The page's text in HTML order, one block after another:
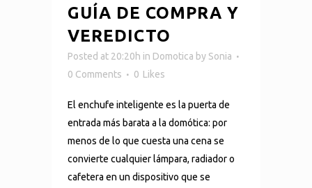
GUÍA DE COMPRA Y
VEREDICTO
Posted at 20:20h in Domotica by Sonia
0 Comments
0 Likes
El enchufe inteligente es la puerta de
entrada más barata a la domótica: por
menos de lo que cuesta una cena se
convierte cualquier lámpara, radiador o
cafetera en un dispositivo que se